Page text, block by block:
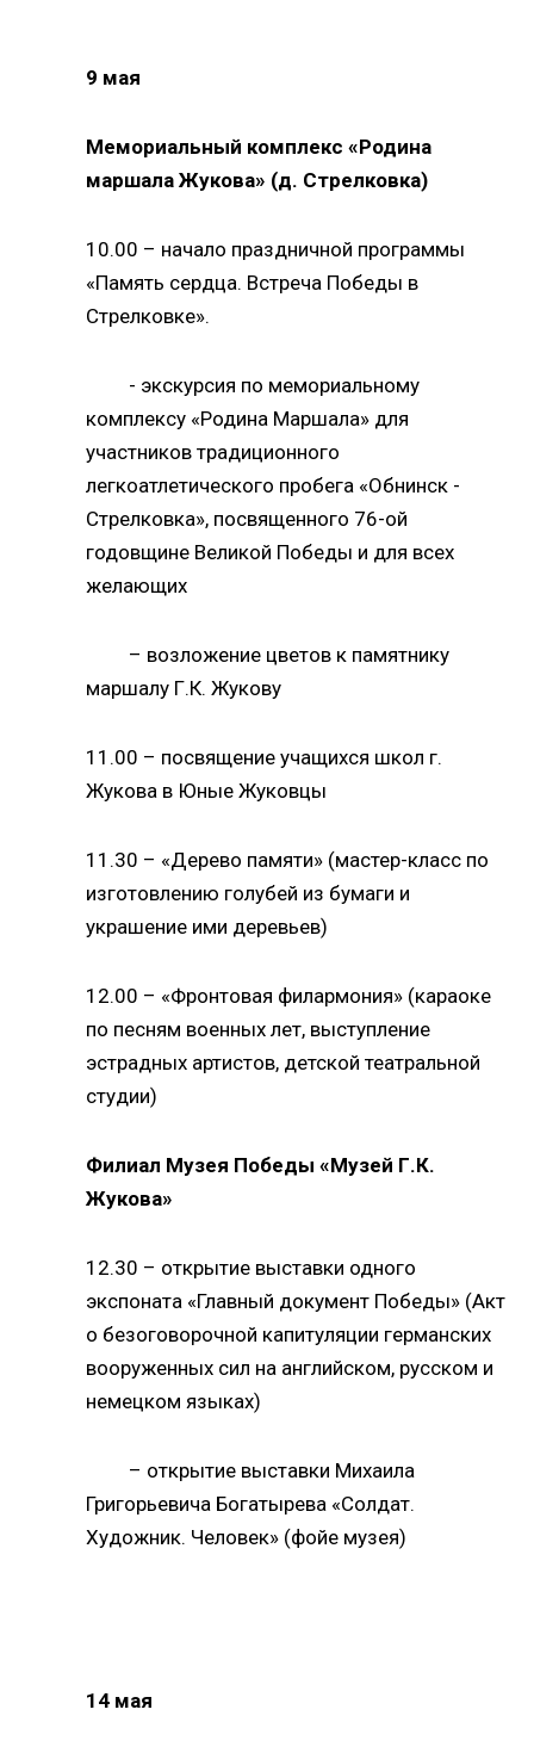
9 мая
Мемориальный комплекс «Родина
маршала Жукова» (д. Стрелковка)
10.00 – начало праздничной программы
«Память сердца. Встреча Победы в
Стрелковке».
- экскурсия по мемориальному
комплексу «Родина Маршала» для
участников традиционного
легкоатлетического пробега «Обнинск -
Стрелковка», посвященного 76-ой
годовщине Великой Победы и для всех
желающих
– возложение цветов к памятнику
маршалу Г.К. Жукову
11.00 – посвящение учащихся школ г.
Жукова в Юные Жуковцы
11.30 – «Дерево памяти» (мастер-класс по
изготовлению голубей из бумаги и
украшение ими деревьев)
12.00 – «Фронтовая филармония» (караоке
по песням военных лет, выступление
эстрадных артистов, детской театральной
студии)
Филиал Музея Победы «Музей Г.К.
Жукова»
12.30 – открытие выставки одного
экспоната «Главный документ Победы» (Акт
о безоговорочной капитуляции германских
вооруженных сил на английском, русском и
немецком языках)
– открытие выставки Михаила
Григорьевича Богатырева «Солдат.
Художник. Человек» (фойе музея)
14 мая
Нажимая кнопку, я даю согласие на обработку